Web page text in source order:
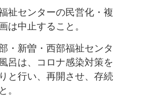
センターの民営化・複
は中止すること。
新曽・西部福祉センタ
呂は、コロナ感染対策を
りと行い、再開させ、存続
。